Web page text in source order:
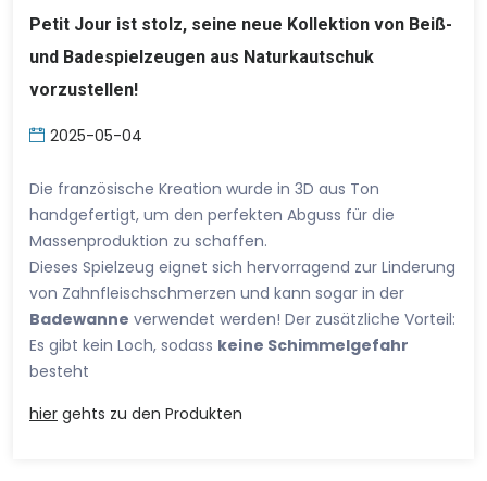
Petit Jour ist stolz, seine neue Kollektion von Beiß-
und Badespielzeugen aus Naturkautschuk
vorzustellen!
2025-05-04
Die französische Kreation wurde in 3D aus Ton
handgefertigt, um den perfekten Abguss für die
Massenproduktion zu schaffen.
Dieses Spielzeug eignet sich hervorragend zur Linderung
von Zahnfleischschmerzen und kann sogar in der
Badewanne verwendet werden! Der zusätzliche Vorteil:
Es gibt kein Loch, sodass keine Schimmelgefahr
besteht
hier gehts zu den Produkten